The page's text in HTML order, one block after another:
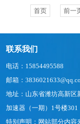
首页 前一
联系我们
电话：15854495588
邮箱：
地址：山东省潍坊高新区
加速器（一期）1号楼301
特别声明：网站部分内容